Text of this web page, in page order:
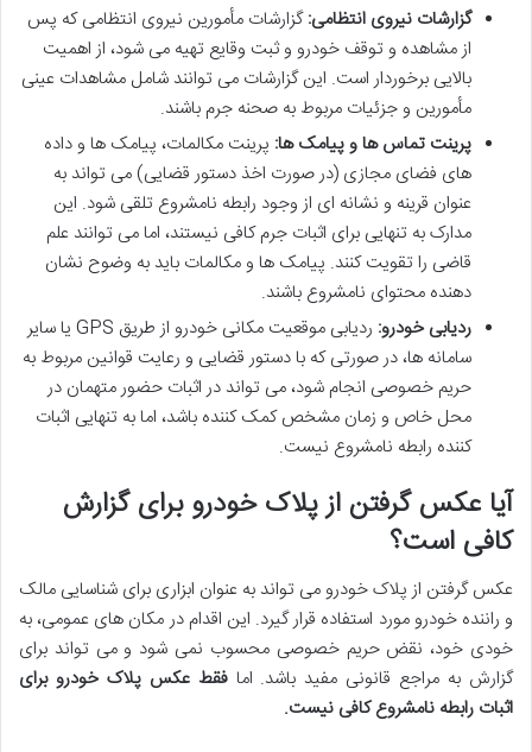
گزارشات نیروی انتظامی:گزارشات مأمورین نیروی انتظامی که پس
از مشاهده و توقف خودرو و ثبت وقایع تهیه می شود، از اهمیت
بالایی برخوردار است. این گزارشات می توانند شامل مشاهدات عینی
مأمورین و جزئیات مربوط به صحنه جرم باشند.
پرینت تماس ها و پیامک ها: پرینت مکالمات، پیامک ها و داده
های فضای مجازی (در صورت اخذ دستور قضایی) می تواند به
عنوان قرینه و نشانه ای از وجود رابطه نامشروع تلقی شود. این
مدارک به تنهایی برای اثبات جرم کافی نیستند، اما می توانند علم
قاضی را تقویت کنند. پیامک ها و مکالمات باید به وضوح نشان
دهنده محتوای نامشروع باشند.
ردیابی خودرو:
ردیابی موقعیت مکانی خودرو از طریق GPS یا سایر
سامانه ها، در صورتی که با دستور قضایی و رعایت قوانین مربوط به
حریم خصوصی انجام شود، می تواند در اثبات حضور متهمان در
محل خاص و زمان مشخص کمک کننده باشد، اما به تنهایی اثبات
کننده رابطه نامشروع نیست.
آیا عکس گرفتن از پلاک خودرو برای گزارش
کافی است؟
عکس گرفتن از پلاک خودرو می تواند به عنوان ابزاری برای شناسایی مالک
و راننده خودرو مورد استفاده قرار گیرد. این اقدام در مکان های عمومی، به
خودی خود، نقض حریم خصوصی محسوب نمی شود و می تواند برای
گزارش به مراجع قانونی مفید باشد. امافقط عکس پلاک خودرو برای
اثبات رابطه نامشروع کافی نیست.